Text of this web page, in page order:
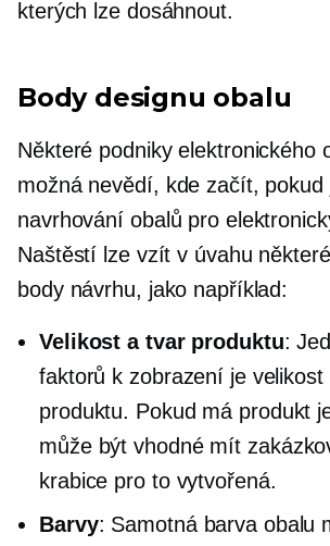
kterých lze dosáhnout.
Body designu obalu
Některé podniky elektronického
možná nevědí, kde začít, pokud
navrhování obalů pro
Naštěstí lze vzít v úvahu
body návrhu, jako například:
Velikost a tvar produktu:
faktorů k zobrazení je velikost
produktu. Pokud má produkt
může být vhodné mít
krabice pro to vytvořená.
Barvy: Samotná barva obalu